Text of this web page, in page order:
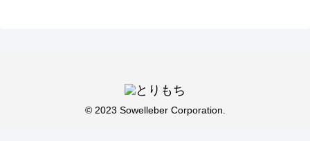
© 2023 Sowelleber Corporation.